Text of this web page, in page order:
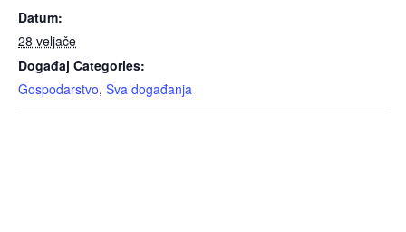
Datum:
28 veljače
Događaj Categories:
Gospodarstvo, Sva događanja